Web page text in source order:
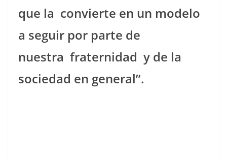
que la convierte en un modelo
a seguir por parte de
nuestra fraternidad y de la
sociedad en general”.